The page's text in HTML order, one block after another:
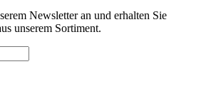
Newsletter an und erhalten Sie
unserem Sortiment.